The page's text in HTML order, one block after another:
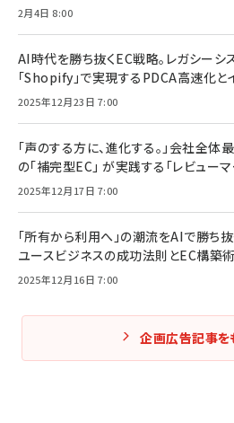
2月4日 8:00
AI時代を勝ち抜くEC戦略。レガシーシ
「Shopify」で実現するPDCA高速化と
2025年12月23日 7:00
「声のする方に、進化する。」会社全
の「補完型EC」 が実践する「レビュー
2025年12月17日 7:00
「所有から利用へ」の潮流をAIで勝ち抜
ユースビジネスの成功法則とEC構築術
2025年12月16日 7:00
企画広告記事を